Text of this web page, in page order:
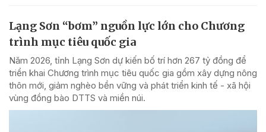
Lạng Sơn “bơm” nguồn lực lớn cho Chương
trình mục tiêu quốc gia
Năm 2026, tỉnh Lạng Sơn dự kiến bố trí hơn 267 tỷ đồng để
triển khai Chương trình mục tiêu quốc gia gồm xây dựng nông
thôn mới, giảm nghèo bền vững và phát triển kinh tế - xã hội
vùng đồng bào DTTS và miền núi.